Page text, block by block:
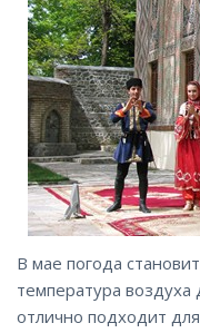
В мае погода
температура воздуха
отлично подходит